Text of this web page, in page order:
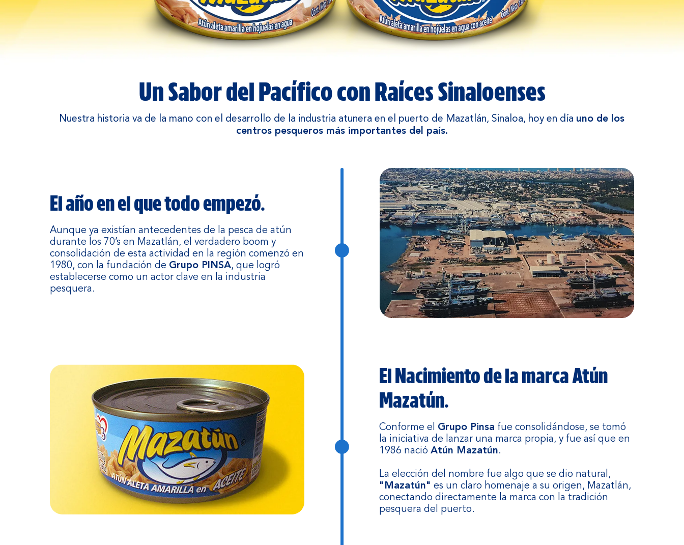
Un Sabor del Pacífico con Raíces Sinaloenses
Nuestra historia va de la mano con el desarrollo de la industria atunera en el puerto de Mazatlán, Sinaloa, hoy en día uno de los
centros pesqueros más importantes del país.
El año en el que todo empezó.
Aunque ya existían antecedentes de la pesca de atún
durante los 70’s en Mazatlán, el verdadero boom y
consolidación de esta actividad en la región comenzó en
1980, con la fundación de Grupo PINSA, que logró
establecerse como un actor clave en la industria
pesquera.
El Nacimiento de la marca Atún
Mazatún.
Conforme el Grupo Pinsa fue consolidándose, se tomó
la iniciativa de lanzar una marca propia, y fue así que en
1986 nacióAtún Mazatún.
La elección del nombre fue algo que se dio natural,
"Mazatún" es un claro homenaje a su origen, Mazatlán,
conectando directamente la marca con la tradición
pesquera del puerto.